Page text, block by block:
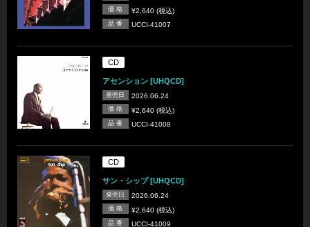
価 格 ¥2,640 (税込)
品 番 UCCI-41007
CD
アセンション [UHQCD]
発売日 2026.06.24
価 格 ¥2,640 (税込)
品 番 UCCI-41008
CD
サン・シップ [UHQCD]
発売日 2026.06.24
価 格 ¥2,640 (税込)
品 番 UCCI-41009